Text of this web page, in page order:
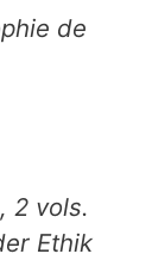
de
2 vols.
Ethik